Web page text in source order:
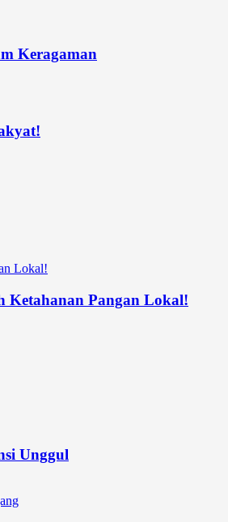
Keragaman
Ketahanan Pangan Lokal!
Unggul